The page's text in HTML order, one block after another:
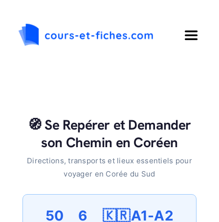
contenu
Toggle
Langues
🧭 Se Repérer et Demander
son Chemin en Coréen
Directions, transports et lieux essentiels pour
voyager en Corée du Sud
50 6 🇰🇷A1-A2